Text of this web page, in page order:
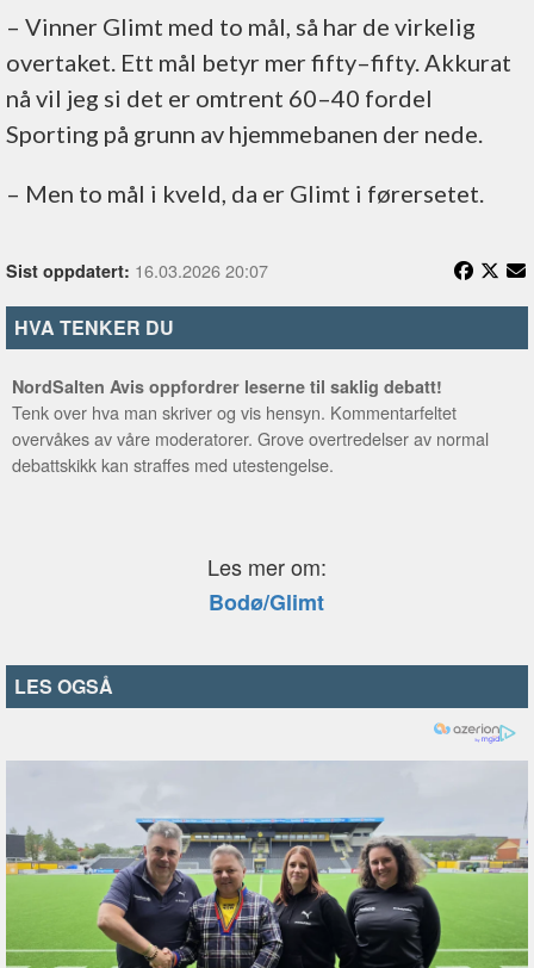
– Vinner Glimt med to mål, så har de virkelig
overtaket. Ett mål betyr mer fifty–fifty. Akkurat
nå vil jeg si det er omtrent 60–40 fordel
Sporting på grunn av hjemmebanen der nede.
– Men to mål i kveld, da er Glimt i førersetet.
Sist oppdatert: 16.03.2026 20:07
HVA TENKER DU
NordSalten Avis oppfordrer leserne til saklig debatt!
Tenk over hva man skriver og vis hensyn. Kommentarfeltet
overvåkes av våre moderatorer. Grove overtredelser av normal
debattskikk kan straffes med utestengelse.
Les mer om:
Bodø/Glimt
LES OGSÅ